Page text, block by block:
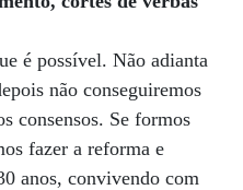
é possível. Não adianta
não conseguiremos
consensos. Se formos
fazer a reforma e
anos, convivendo com